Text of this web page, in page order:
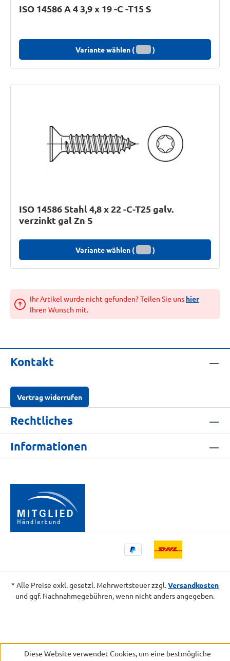
ISO 14586 A 4 3,9 x 19 -C -T15 S
Variante wählen ( )
ISO 14586 Stahl 4,8 x 22 -C-T25 galv.
verzinkt gal Zn S
Variante wählen ( )
Ihr Artikel wurde nicht gefunden? Teilen Sie uns hier
Ihren Wunsch mit.
Kontakt
Vertrag widerrufen
Rechtliches
Informationen
* Alle Preise exkl. gesetzl. Mehrwertsteuer zzgl.Versandkosten
und ggf. Nachnahmegebühren, wenn nicht anders angegeben.
Diese Website verwendet Cookies, um eine bestmögliche